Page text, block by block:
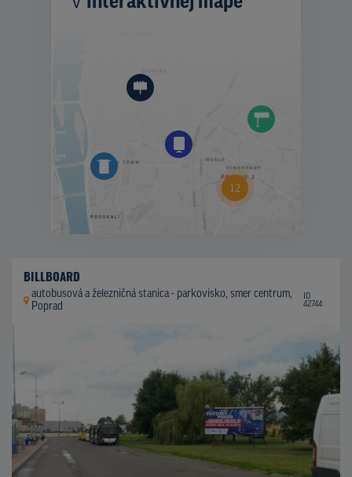
BILLBOARD
autobusová a železničná stanica - parkovisko, smer centrum,
Poprad
ID
42744